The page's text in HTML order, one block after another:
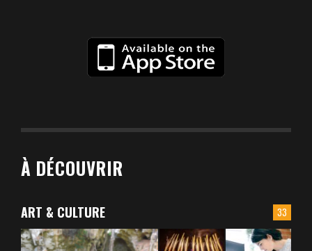
À DÉCOUVRIR
33
ART & CULTURE